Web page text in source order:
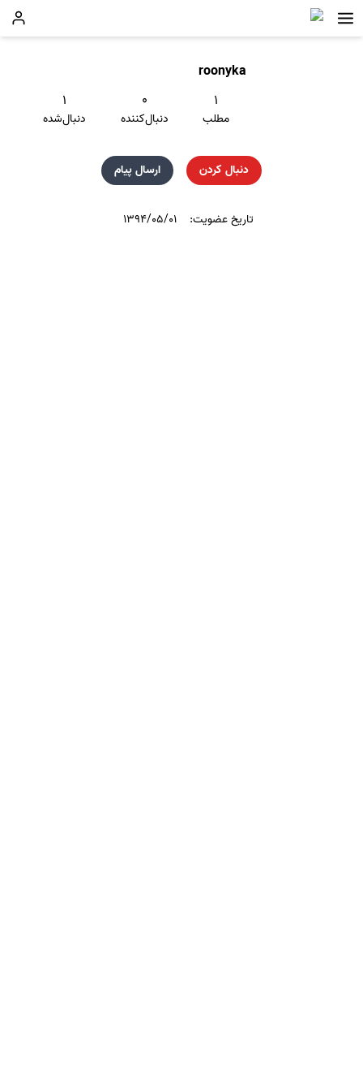
roonyka
۱
مطلب
۰
دنبال‌کننده
۱
دنبال‌شده
دنبال کردن ارسال پیام
تاریخ عضویت: ۱۳۹۴/۰۵/۰۱